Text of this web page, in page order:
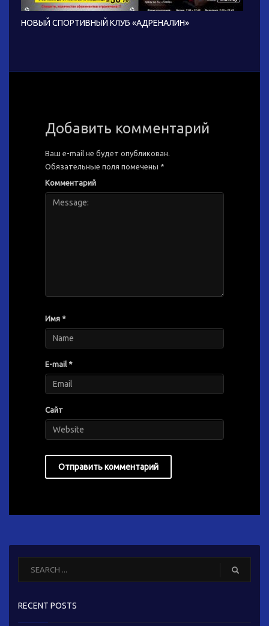
НОВЫЙ СПОРТИВНЫЙ КЛУБ «АДРЕНАЛИН»
Добавить комментарий
Ваш e-mail не будет опубликован.
Обязательные поля помечены *
Комментарий
Имя *
E-mail *
Сайт
RECENT POSTS